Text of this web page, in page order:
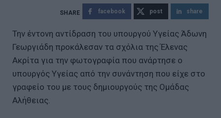
facebook post share
Την έντονη αντίδραση του υπουργού Υγείας Άδωνη
Γεωργιάδη προκάλεσαν τα σχόλια της Έλενας
Ακρίτα για την φωτογραφία που ανάρτησε ο
υπουργός Υγείας από την συνάντηση που είχε στο
γραφείο του με τους δημιουργούς της Oμάδας
Αλήθειας.